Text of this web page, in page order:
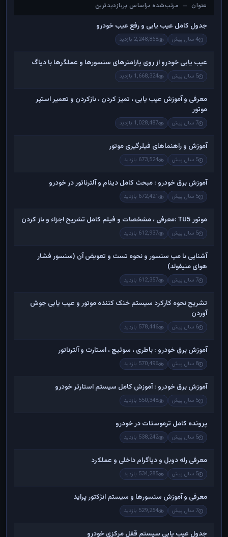
عنوان — مرتب‌شده براساس پربازدیدترین
عنوان — مرتب‌شده براساس پربازدیدترین
جدول کامل عیب یابی و رفع عیب خودرو
4 سال پیش 2,248,868 بازدید
عیب یابی خودرو از روی پارامترهای سنسورها و عملگرها با دیاگ
5 سال پیش 1,668,324 بازدید
معرفی و آموزش عیب یابی ، تمیز کردن ، بازکردن و تعمیر استپر
موتور
7 سال پیش 1,028,487 بازدید
آموزش و راهنماهای فیلرگیری موتور
5 سال پیش 673,524 بازدید
آموزش برق خودرو : مبحث کامل دینام و آلترناتور در خودرو
5 سال پیش 672,421 بازدید
موتور TU5 :معرفی ، مشخصات و فیلم کامل تشریح اجزاء و باز کردن
5 سال پیش 612,937 بازدید
آشنایی با مپ سنسور و نحوه تست و تعویض آن (سنسور فشار
هوای منیفولد)
7 سال پیش 612,357 بازدید
تشریح نحوه کارکرد سیستم خنک کننده موتور و عیب یابی جوش
آوردن
6 سال پیش 578,446 بازدید
آموزش برق خودرو : باطری ، سوئیچ ، استارت و آلترناتور
8 سال پیش 570,496 بازدید
آموزش برق خودرو : آموزش کامل سیستم استارتر خودرو
5 سال پیش 550,348 بازدید
پرونده کامل ترموستات در خودرو
5 سال پیش 538,242 بازدید
معرفی رله دوبل و دیاگرام داخلی و عملکرد
5 سال پیش 534,285 بازدید
معرفی و آموزش سنسورها و سیستم انژکتور پراید
7 سال پیش 529,254 بازدید
جدول عیب یابی سیستم قفل مرکزی خودرو